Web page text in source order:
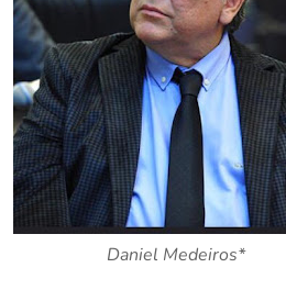
Daniel Medeiros*